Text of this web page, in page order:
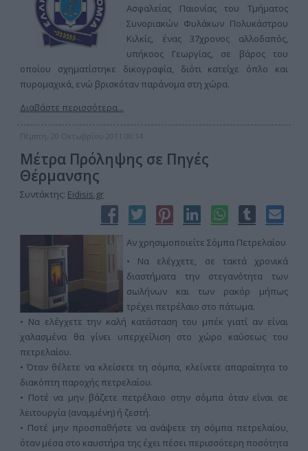
Ασφαλείας Παιονίας του Τμήματος
Συνοριακών Φυλάκων Πολυκάστρου
Κιλκίς, ένας 37χρονος αλλοδαπός,
υπήκοος Γεωργίας, σε βάρος του
οποίου σχηματίστηκε δικογραφία, διότι κατείχε όπλο και
πυρομαχικά, ενώ βρισκόταν παράνομα στη χώρα.
Διαβάστε περισσότερα...
Πέμπτη, 20 Οκτωβρίου 2011 00:14
Μέτρα Πρόληψης σε Πηγές
Θέρμανσης
Συντάκτης: Eidisis.gr
Αν χρησιμοποιείτε Σόμπα Πετρελαίου
• Να ελέγχετε, σε τακτά χρονικά
διαστήματα την στεγανότητα των
σωλήνων και των ρακόρ μήπως
τρέχει πετρέλαιο στο πάτωμα.
• Να ελέγχετε την καλή κατάσταση του μπέκ γιατί αν είναι
χαλασμένα θα γίνει υπερχείλιση στο χώρο καύσεως του
πετρελαίου.
• Όταν θέλετε να κλείσετε τη σόμπα, κλείνετε απαραίτητα το
διακόπτη παροχής πετρελαίου.
• Ποτέ να μην βάζετε πετρέλαιο στην σόμπα όταν είναι σε
λειτουργία (αναμμένη) ή ζεστή.
• Ποτέ μην προσπαθήστε να ανάψετε τη σόμπα πετρελαίου,
όταν μέσα στο καυστήρα της έχει πέσει περισσότερη ποσότητα